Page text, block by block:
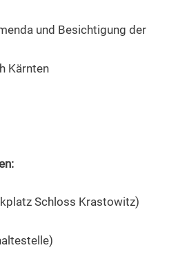
und Besichtigung der
Kärnten
Schloss Krastowitz)